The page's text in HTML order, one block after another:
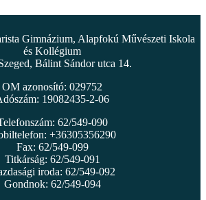
Gimnázium, Alapfokú Művészeti Iskola
és Kollégium
Bálint Sándor utca 14.
OM azonosító: 029752
19082435-2-06
62/549-090
+36305356290
Fax: 62/549-099
Titkárság: 62/549-091
iroda: 62/549-092
Gondnok: 62/549-094